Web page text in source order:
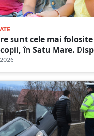
sunt cele mai
în Satu Mare.